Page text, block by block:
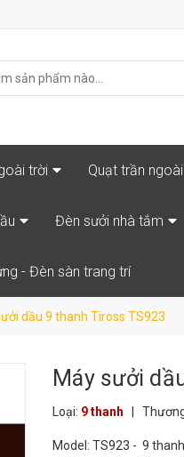
trời Quạt trần
Đèn sưởi nhà tắm
- Đèn sàn trang trí
dầu 9 thanh Tiross TS923
Máy sưởi
Loại: 9 thanh
Model: TS923 - 9